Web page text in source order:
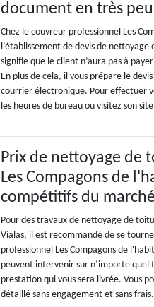
document en très
Chez le couvreur professionnel Les
l’établissement de devis de
signifie que le client n’aura pas à
En plus de cela, il vous prépare le
courrier électronique. Pour effectuer
les heures de bureau ou visitez son
Prix de nettoyage de
Les Compagons de
compétitifs du marché
Pour des travaux de nettoyage de
Vialas, il est recommandé de se
professionnel Les Compagons de
peuvent intervenir sur n’importe
prestation qui vous sera livrée. Vous
détaillé sans engagement et sans frais.